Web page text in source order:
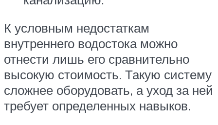
К условным недостаткам
внутреннего водостока можно
отнести лишь его сравнительно
высокую стоимость. Такую систему
сложнее оборудовать, а уход за ней
требует определенных навыков.